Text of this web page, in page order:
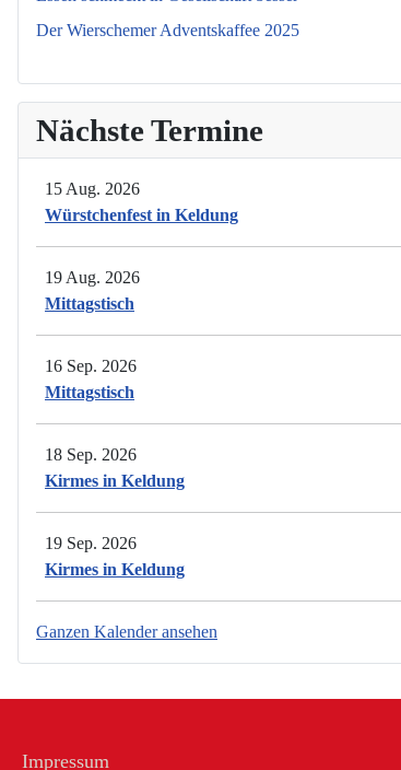
Der Wierschemer Adventskaffee 2025
Nächste Termine
15 Aug. 2026
Würstchenfest in Keldung
19 Aug. 2026
Mittagstisch
16 Sep. 2026
Mittagstisch
18 Sep. 2026
Kirmes in Keldung
19 Sep. 2026
Kirmes in Keldung
Ganzen Kalender ansehen
Impressum